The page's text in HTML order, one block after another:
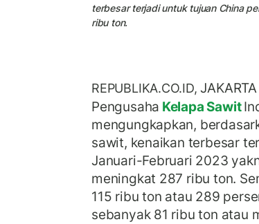
terbesar terjadi untuk tujuan China
ribu ton.
REPUBLIKA.CO.ID,
Pengusaha Kelapa Sawit
mengungkapkan,
sawit, kenaikan terbesar
Januari-Februari 2023
meningkat 287 ribu ton.
115 ribu ton atau 289
sebanyak 81 ribu ton atau